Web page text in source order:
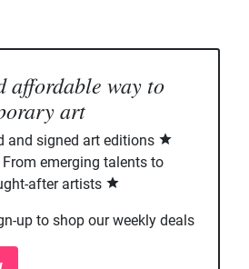
affordable way to
art
and signed art editions
From emerging talents to
after artists
up to shop our weekly deals